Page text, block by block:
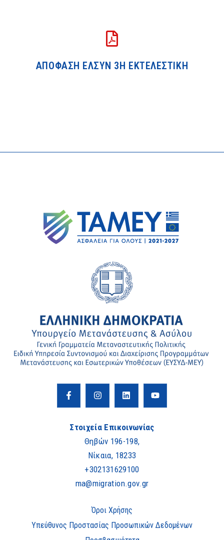
ΑΠΟΦΑΣΗ ΕΛΣΥΝ 3Η ΕΚΤΕΛΕΣΤΙΚΗ
Στοιχεία Επικοινωνίας
Θηβών 196-198,
Νίκαια, 18233
+302131629100
ma@migration.gov.gr
Όροι Χρήσης
Υπεύθυνος Προστασίας Προσωπικών Δεδομένων